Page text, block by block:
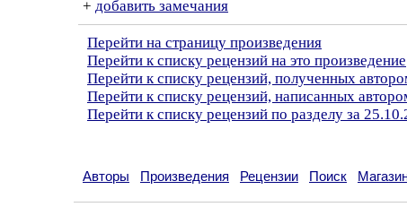
+ добавить замечания
Перейти на страницу произведения
Перейти к списку рецензий на это произведение
Перейти к списку рецензий, полученных
Перейти к списку рецензий, написанных
Перейти к списку рецензий по разделу за
Авторы Произведения Рецензии Поиск